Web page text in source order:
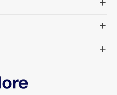


